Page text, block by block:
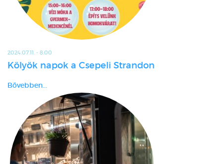
2024.07.11. - 8:00
Kölyök napok a Csepeli Strandon
Bővebben...